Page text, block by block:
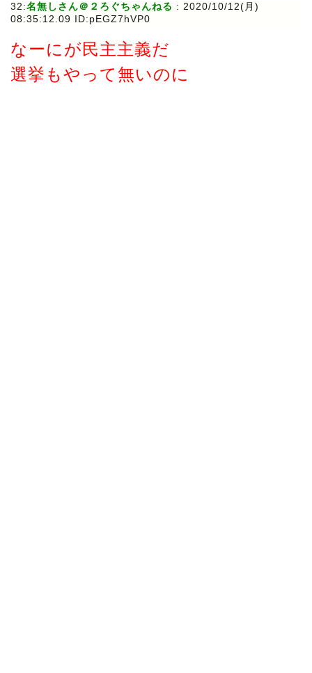
32:名無しさん＠２ろぐちゃんねる : 2020/10/12(月)
08:35:12.09 ID:pEGZ7hVP0
なーにが民主主義だ
選挙もやって無いのに